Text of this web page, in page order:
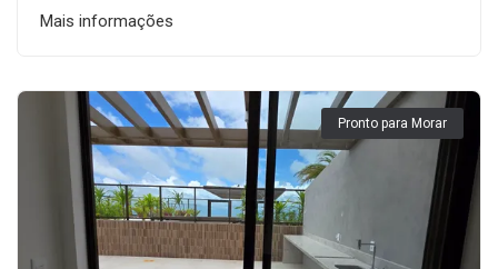
Mais informações
Pronto para Morar